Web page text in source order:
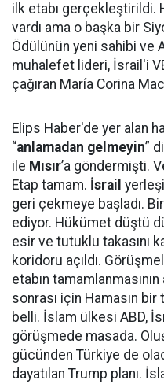
ilk etabı gerçekleştirildi.
vardı ama o başka bir
Ödülünün yeni sahibi ve
muhalefet lideri, İsrail'i
çağıran María Corina
Elips Haber'de yer alan
“anlamadan gelmeyin”
ile Mısır’a göndermişti.
Etap tamam. İsrail
geri çekmeye başladı.
ediyor. Hükümet düştü
esir ve tutuklu takasını
koridoru açıldı.
etabın
sonrası için Hamasın bir
belli. İslam ülkesi ABD,
görüşmede masada.
gücünden Türkiye de
dayatılan Trump planı.